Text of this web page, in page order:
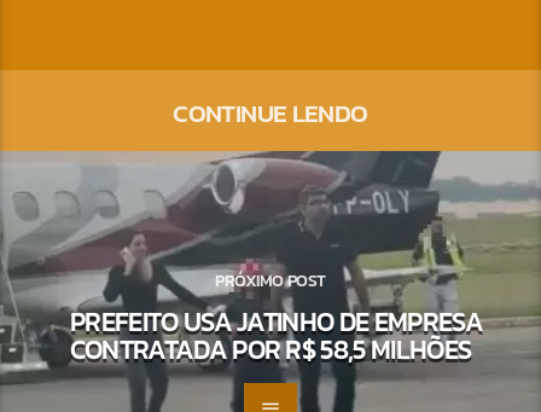
CONTINUE LENDO
PRÓXIMO POST
PREFEITO USA JATINHO DE EMPRESA
CONTRATADA POR R$ 58,5 MILHÕES